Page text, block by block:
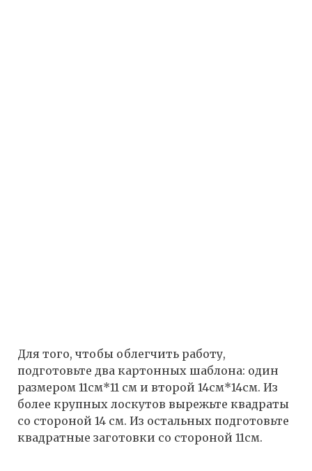
Для того, чтобы облегчить работу,
подготовьте два картонных шаблона: один
размером 11см*11 см и второй 14см*14см. Из
более крупных лоскутов вырежьте квадраты
со стороной 14 см. Из остальных подготовьте
квадратные заготовки со стороной 11см.